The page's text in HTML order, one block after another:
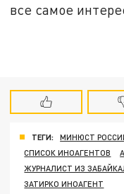
все самое
ТЕГИ:
МИНЮСТ
СПИСОК ИНОАГЕНТОВ
ЖУРНАЛИСТ ИЗ
ЗАТИРКО ИНОАГЕНТ